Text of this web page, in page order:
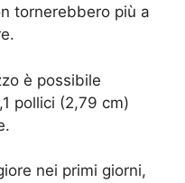
tornerebbero più a
è possibile
pollici (2,79 cm)
nei primi giorni,